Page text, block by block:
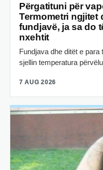
Përgatituni për
Termometri ngjitet
fundjavë, ja sa do
nxehtit
Fundjava dhe ditët e
sjellin temperatura
7 AUG 2026